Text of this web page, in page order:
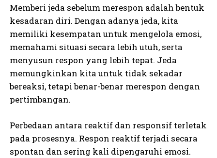
Memberi jeda sebelum merespon adalah bentuk
kesadaran diri. Dengan adanya jeda, kita
memiliki kesempatan untuk mengelola emosi,
memahami situasi secara lebih utuh, serta
menyusun respon yang lebih tepat. Jeda
memungkinkan kita untuk tidak sekadar
bereaksi, tetapi benar-benar merespon dengan
pertimbangan.
Perbedaan antara reaktif dan responsif terletak
pada prosesnya. Respon reaktif terjadi secara
spontan dan sering kali dipengaruhi emosi.